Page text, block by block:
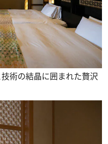
術の結晶に囲まれた贅沢